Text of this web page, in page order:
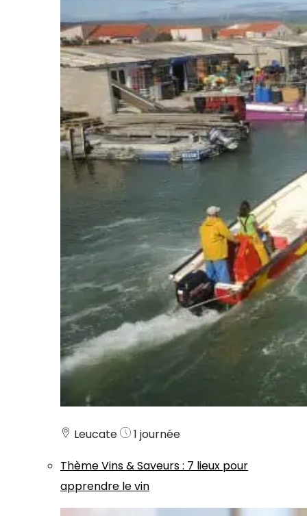
Leucate
1 journée
ThèmeVins & Saveurs: 7 lieux pour
apprendre le vin